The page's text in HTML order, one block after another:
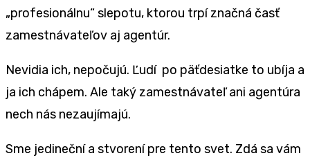
„profesionálnu“ slepotu, ktorou trpí značná časť
zamestnávateľov aj agentúr.
Nevidia ich, nepočujú. Ľudí po päťdesiatke to ubíja a
ja ich chápem. Ale taký zamestnávateľ ani agentúra
nech nás nezaujímajú.
Sme jedineční a stvorení pre tento svet. Zdá sa vám